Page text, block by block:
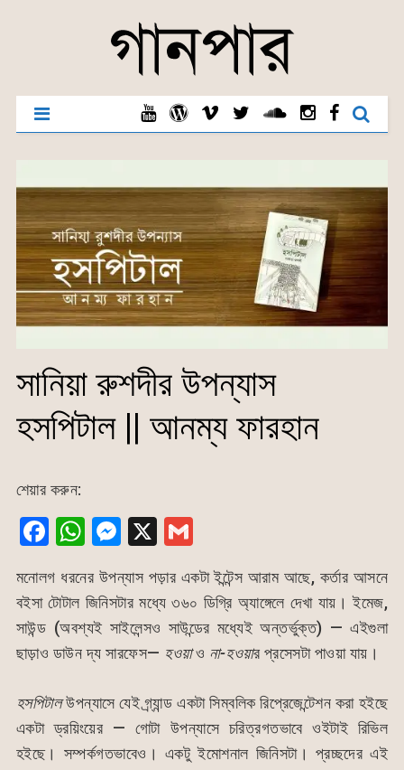
সানিয়া রুশদীর উপন্যাস
হসপিটাল || আনম্য ফারহান
শেয়ার করুন:
F
c
e
b
o
k
W
at
s
A
p
M
s
s
e
g
er
X
m
ai
l
মনোলগ ধরনের উপন্যাস পড়ার একটা ইন্টেন্স আরাম আছে, কর্তার আসনে
বইসা টোটাল জিনিসটার মধ্যে ৩৬০ ডিগ্রি অ্যাঙ্গেলে দেখা যায়। ইমেজ,
সাউন্ড (অবশ্যই সাইলেন্সও সাউন্ডের মধ্যেই অন্তর্ভুক্ত) — এইগুলা
ছাড়াও ডাউন দ্য সারফেস— হওয়াও না-হওয়ার প্রসেসটা পাওয়া যায়।
হসপিটালউপন্যাসে যেই গ্র্যান্ড একটা সিম্বলিক রিপ্রেজেন্টেশন করা হইছে
একটা ড্রয়িংয়ের — গোটা উপন্যাসে চরিত্রগতভাবে ওইটাই রিভিল
হইছে। সম্পর্কগতভাবেও। একটু ইমোশনাল জিনিসটা। প্রচ্ছদের এই